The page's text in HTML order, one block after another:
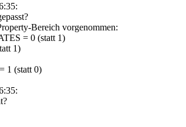
Bereich vorgenommen:
= 0 (statt 1)
1)
1 (statt 0)